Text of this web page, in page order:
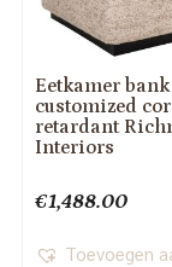
Eetkamer
customized
retardant
Interiors
€1,488.00
Toevoegen